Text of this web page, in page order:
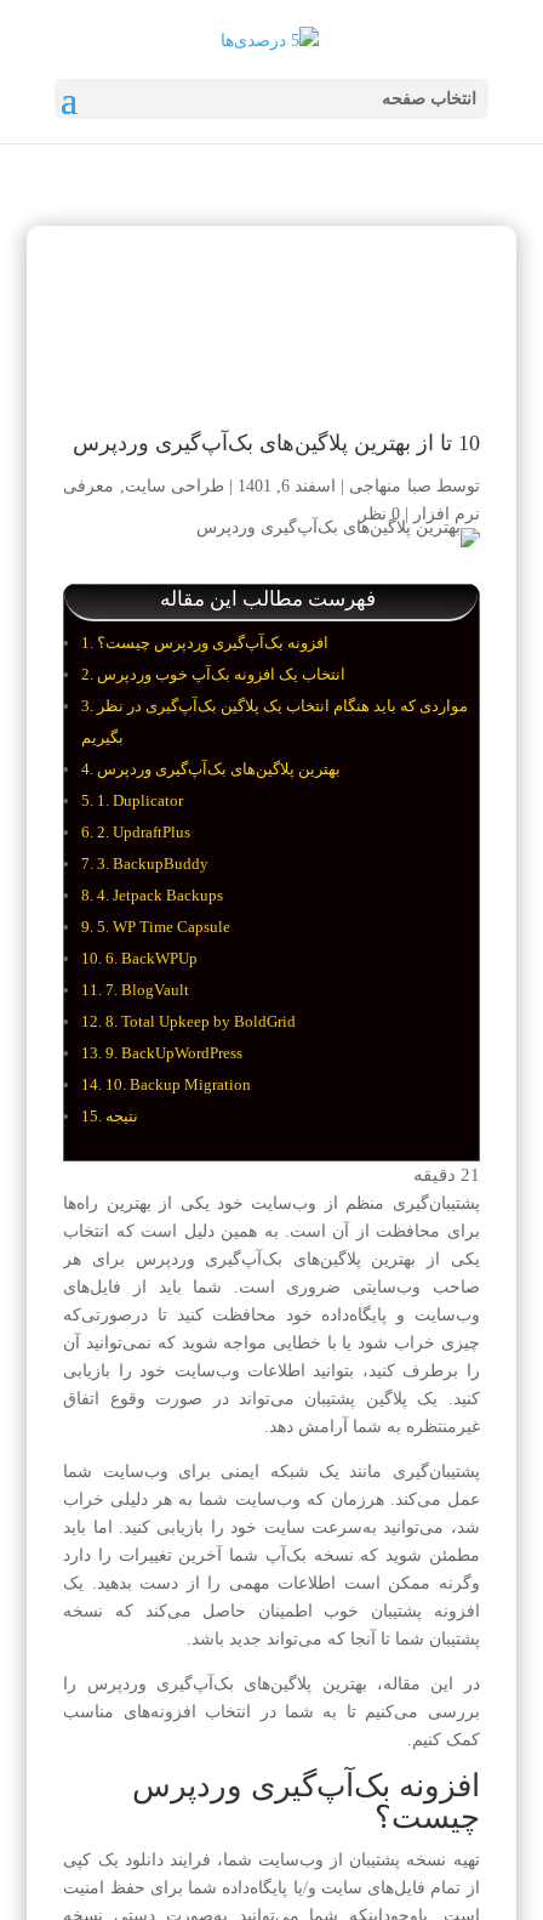
انتخاب صفحه
10 تا از بهترین پلاگین‌های بک‌آپ‌گیری وردپرس
توسط صبا منهاجی اسفند 6, 1401 |طراحی سایت, معرفی
نرم افزار
|0 نظر
فهرست مطالب این مقاله
افزونه بک‌آپ‌گیری وردپرس چیست؟
انتخاب یک افزونه بک‌آپ خوب وردپرس
مواردی که باید هنگام انتخاب یک پلاگین بک‌آپ‌گیری در نظر
بگیریم
بهترین پلاگین‌های بک‌آپ‌گیری وردپرس
1. Duplicator
2. UpdraftPlus
3. BackupBuddy
4. Jetpack Backups
5. WP Time Capsule
6. BackWPUp
7. BlogVault
8. Total Upkeep by BoldGrid
9. BackUpWordPress
10. Backup Migration
نتیجه
21 دقیقه
پشتیبان‌گیری منظم از وب‌سایت خود یکی از بهترین راه‌ها
برای محافظت از آن است. به همین دلیل است که انتخاب
یکی از بهترین پلاگین‌های بک‌آپ‌گیری وردپرس برای هر
صاحب وب‌سایتی ضروری است. شما باید از فایل‌های
وب‌سایت و پایگاه‌داده خود محافظت کنید تا درصورتی‌که
چیزی خراب شود یا با خطایی مواجه شوید که نمی‌توانید آن
را برطرف کنید، بتوانید اطلاعات وب‌سایت خود را بازیابی
کنید. یک پلاگین پشتیبان می‌تواند در صورت وقوع اتفاق
غیرمنتظره به شما آرامش دهد.
پشتیبان‌گیری مانند یک شبکه ایمنی برای وب‌سایت شما
عمل می‌کند. هرزمان که وب‌سایت شما به هر دلیلی خراب
شد، می‌توانید به‌سرعت سایت خود را بازیابی کنید. اما باید
مطمئن شوید که نسخه بک‌آپ‌ شما آخرین تغییرات را دارد
وگرنه ممکن است اطلاعات مهمی را از دست بدهید. یک
افزونه پشتیبان خوب اطمینان حاصل می‌کند که نسخه
پشتیبان شما تا آنجا که می‌تواند جدید باشد.
در این مقاله، بهترین پلاگین‌های بک‌آپ‌گیری وردپرس را
بررسی می‌کنیم تا به شما در انتخاب افزونه‌های مناسب
کمک کنیم.
افزونه بک‌آپ‌گیری وردپرس
چیست؟
تهیه نسخه پشتیبان از وب‌سایت شما، فرایند دانلود یک کپی
از تمام فایل‌های سایت و/یا پایگاه‌داده شما برای حفظ امنیت
است. باوجوداینکه شما می‌توانید به‌صورت دستی نسخه